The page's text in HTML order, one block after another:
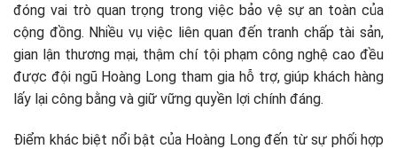
đóng vai trò quan trọng trong việc bảo vệ sự an toàn của
cộng đồng. Nhiều vụ việc liên quan đến tranh chấp tài sản,
gian lận thương mại, thậm chí tội phạm công nghệ cao đều
được đội ngũ Hoàng Long tham gia hỗ trợ, giúp khách hàng
lấy lại công bằng và giữ vững quyền lợi chính đáng.
Điểm khác biệt nổi bật của Hoàng Long đến từ sự phối hợp